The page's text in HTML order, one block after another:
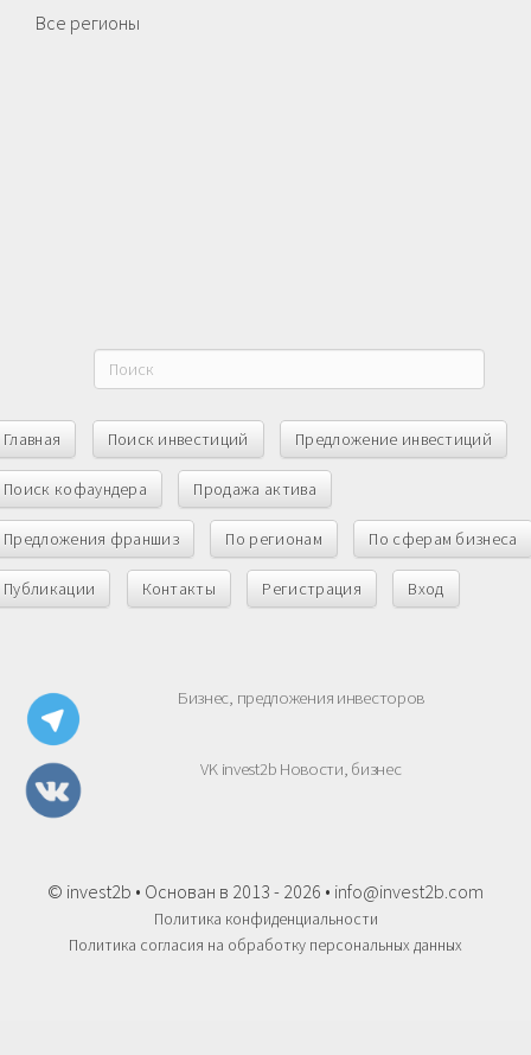
Все регионы
Главная Поиск инвестиций Предложение инвестиций
Поиск кофаундера Продажа актива
Предложения франшиз По регионам По сферам бизнеса
Публикации Контакты Регистрация Вход
Бизнес, предложения инвесторов
VK invest2b Новости, бизнес
© invest2b • Основан в 2013 - 2026 • info@invest2b.com
Политика конфиденциальности
Политика согласия на обработку персональных данных